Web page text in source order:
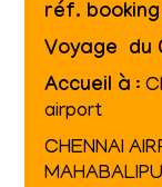
réf. booking
Voyage du
Accueil à :
airport
CHENNAI